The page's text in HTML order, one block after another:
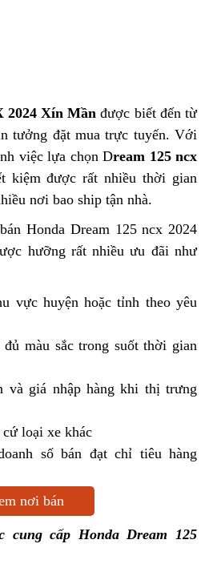
2024 Xín Mần được biết đến từ
tưởng đặt mua trực tuyến. Với
việc lựa chọn Dream 125 ncx
kiệm được rất nhiều thời gian
nơi bao ship tận nhà.
Honda Dream 125 ncx 2024
hưỡng rất nhiều ưu đãi như
vực huyện hoặc tỉnh theo yêu
màu sắc trong suốt thời gian
và giá nhập hàng khi thị trưng
loại xe khác
số bán đạt chỉ tiêu hàng
nơi bán
cung cấp Honda Dream 125